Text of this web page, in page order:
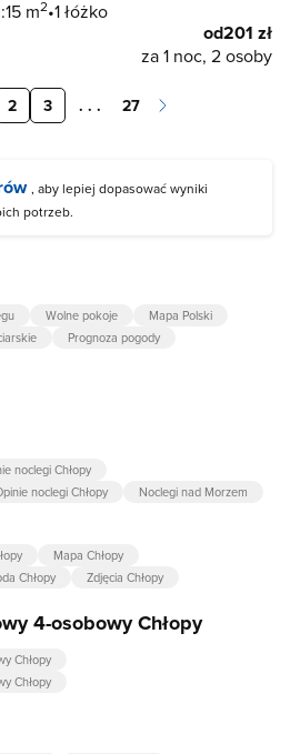
15 m2 1 łóżko
od201 zł
za 1 noc, 2 osoby
2 3 . . . 27
, aby lepiej dopasować wyniki
potrzeb.
Wolne pokoje
Mapa Polski
Prognoza pogody
noclegi Chłopy
noclegi Chłopy Noclegi nad Morzem
Mapa Chłopy
Chłopy Zdjęcia Chłopy
4-osobowy Chłopy
Chłopy
Chłopy